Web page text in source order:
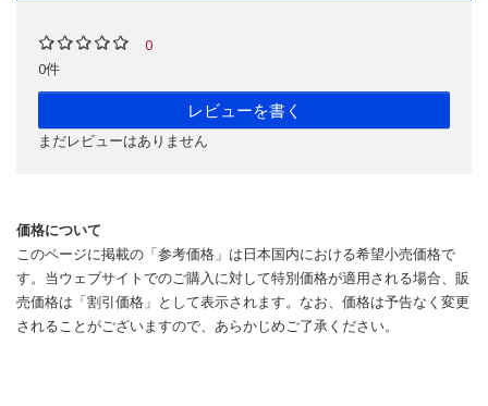
0
0件
レビューを書く
まだレビューはありません
価格について
このページに掲載の「参考価格」は日本国内における希望小売価格で
す。当ウェブサイトでのご購入に対して特別価格が適用される場合、販
売価格は「割引価格」として表示されます。なお、価格は予告なく変更
されることがございますので、あらかじめご了承ください。